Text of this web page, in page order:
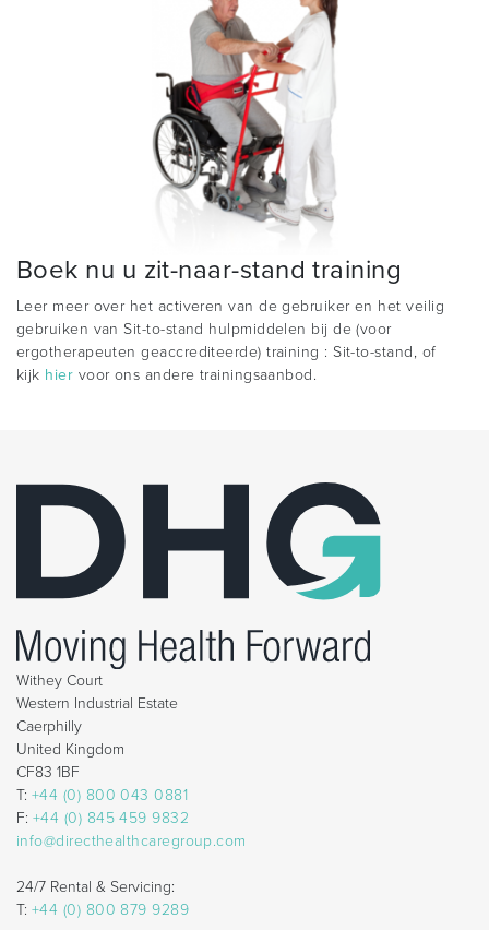
Boek nu u zit-naar-stand training
Leer meer over het activeren van de gebruiker en het veilig
gebruiken van Sit-to-stand hulpmiddelen bij de (voor
ergotherapeuten geaccrediteerde) training : Sit-to-stand, of
kijk hier voor ons andere trainingsaanbod.
Withey Court
Western Industrial Estate
Caerphilly
United Kingdom
CF83 1BF
T: +44 (0) 800 043 0881
F: +44 (0) 845 459 9832
info@directhealthcaregroup.com
24/7 Rental & Servicing:
T: +44 (0) 800 879 9289